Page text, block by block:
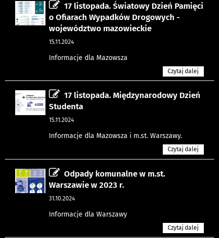
17 listopada. Światowy Dzień Pamięci
o Ofiarach Wypadków Drogowych -
województwo mazowieckie
15.11.2024
Informacje dla Mazowsza
Czytaj dalej
17 listopada. Międzynarodowy Dzień
Studenta
15.11.2024
Informacje dla Mazowsza i m.st. Warszawy.
Czytaj dalej
Odpady komunalne w m.st.
Warszawie w 2023 r.
31.10.2024
Informacje dla Warszawy
Czytaj dalej